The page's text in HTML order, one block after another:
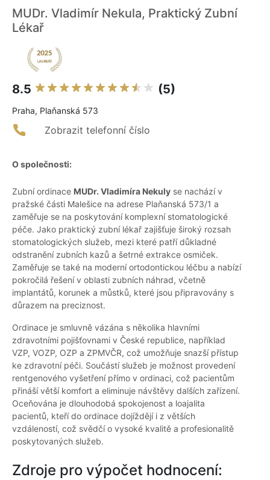
MUDr. Vladimír Nekula, Praktický Zubní
Lékař
8.5 (5)
Praha, Plaňanská 573
Zobrazit telefonní číslo
O společnosti:
Zubní ordinace MUDr. Vladimíra Nekuly se nachází v
pražské části Malešice na adrese Plaňanská 573/1 a
zaměřuje se na poskytování komplexní stomatologické
péče. Jako praktický zubní lékař zajišťuje široký rozsah
stomatologických služeb, mezi které patří důkladné
odstranění zubních kazů a šetrné extrakce osmiček.
Zaměřuje se také na moderní ortodontickou léčbu a nabízí
pokročilá řešení v oblasti zubních náhrad, včetně
implantátů, korunek a můstků, které jsou připravovány s
důrazem na preciznost.
Ordinace je smluvně vázána s několika hlavními
zdravotními pojišťovnami v České republice, například
VZP, VOZP, OZP a ZPMVČR, což umožňuje snazší přístup
ke zdravotní péči. Součástí služeb je možnost provedení
rentgenového vyšetření přímo v ordinaci, což pacientům
přináší větší komfort a eliminuje návštěvy dalších zařízení.
Oceňována je dlouhodobá spokojenost a loajalita
pacientů, kteří do ordinace dojíždějí i z větších
vzdáleností, což svědčí o vysoké kvalitě a profesionalitě
poskytovaných služeb.
Zdroje pro výpočet hodnocení: